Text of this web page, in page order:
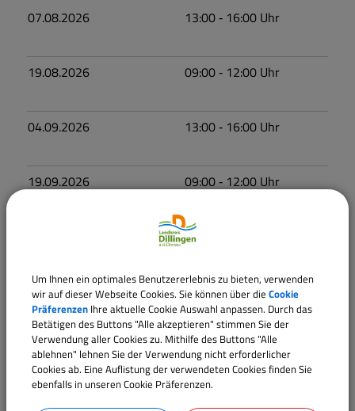
07.08.2026 13:00‐ 16:00 Uhr
19.08.2026 09:00‐ 12:00 Uhr
04.09.2026 13:00‐ 16:00 Uhr
19.09.2026 09:00‐ 12:00 Uhr
13:00
17.10.2026 09:00‐ 12:00Uhr
06.11.2026 13:00‐ 16:00 Uhr
Um Ihnen ein optimales Benutzererlebnis zu bieten, verwenden
wir auf dieser Webseite Cookies. Sie können über die Cookie
Präferenzen Ihre aktuelle Cookie Auswahl anpassen. Durch das
Betätigen des Buttons "Alle akzeptieren" stimmen Sie der
Verwendung aller Cookies zu. Mithilfe des Buttons "Alle
ablehnen" lehnen Sie der Verwendung nicht erforderlicher
Cookies ab. Eine Auflistung der verwendeten Cookies finden Sie
ebenfalls in unseren Cookie Präferenzen.